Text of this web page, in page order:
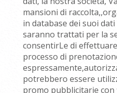
mansioni di
in database dei suoi
saranno trattati per la
consentirLe di
processo di
potrebbero essere
promo pubblicitarie con